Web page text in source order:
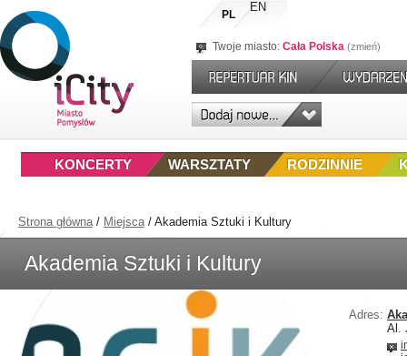
PL
EN
Twoje miasto: Cała Polska zmień
RODZINNIE
WARSZTATY
KONCERTY
Strona główna/ Miejsca/ Akademia Sztuki i Kultury
Akademia Sztuki i Kultury
Adres:
Al.